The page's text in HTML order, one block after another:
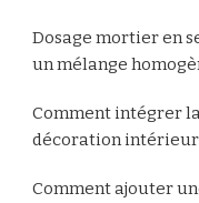
Dosage mortier en
un mélange
Comment intégrer
décoration
Comment ajouter